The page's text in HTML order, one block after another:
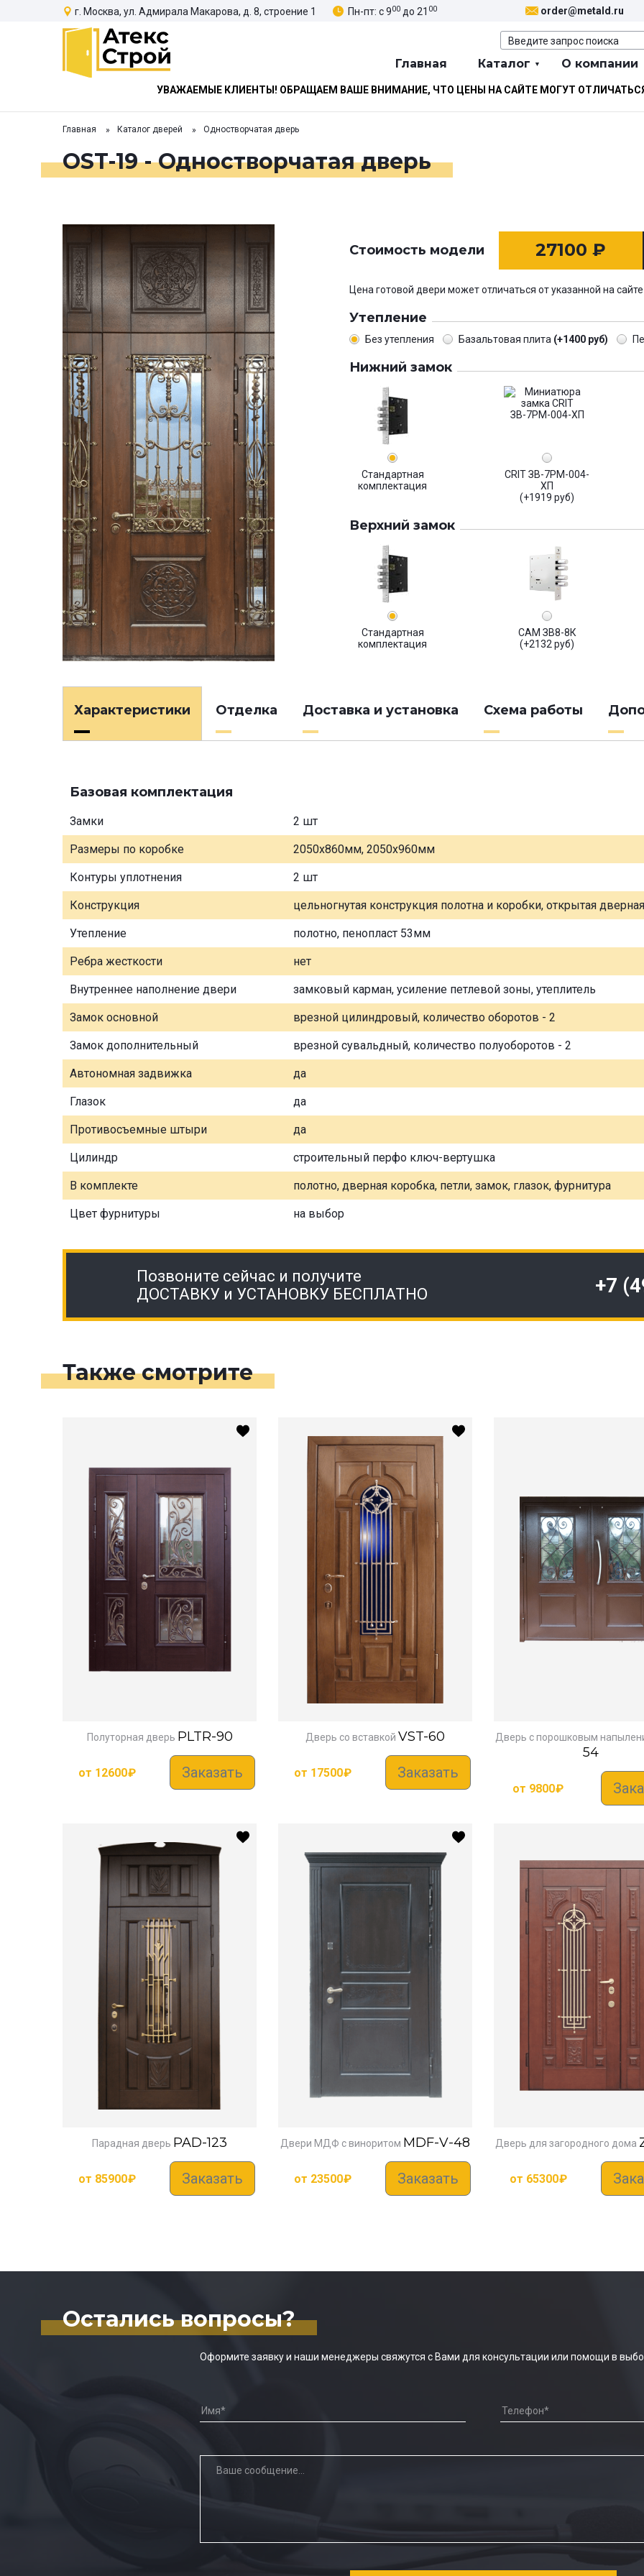
г. Москва, ул. Адмирала Макарова, д. 8, строение 1 Пн-пт: с 900 до 21 00 order@metald.ru
Главная Каталог О компании
УВАЖАЕМЫЕ КЛИЕНТЫ! ОБРАЩАЕМ ВАШЕ ВНИМАНИЕ, ЧТО ЦЕНЫ НА САЙТЕ МОГУТ
Главная Каталог дверей Одностворчатая дверь
OST-19 - Одностворчатая дверь
Стоимость модели 27100 ₽
Цена готовой двери может отличаться от указанной на
Утепление
Без утепления Базальтовая плита (+1400 руб)
Нижний замок
Стандартная
комплектация
CRIT ЗВ-7РМ-004-
ХП
(+1919 руб)
Верхний замок
Стандартная
комплектация
САМ ЗВ8-8К
(+2132 руб)
Характеристики Отделка Доставка и установка Схема работы
Базовая комплектация
Замки 2 шт
Размеры по коробке 2050х860мм, 2050х960мм
Контуры уплотнения 2 шт
Конструкция цельногнутая конструкция полотна и коробки, открытая
Утепление полотно, пенопласт 53мм
Ребра жесткости нет
Внутреннее наполнение двери замковый карман, усиление петлевой зоны, утеплитель
Замок основной врезной цилиндровый, количество оборотов - 2
Замок дополнительный врезной сувальдный, количество полуоборотов - 2
Автономная задвижка да
Глазок да
Противосъемные штыри да
Цилиндр строительный перфо ключ-вертушка
В комплекте полотно, дверная коробка, петли, замок, глазок, фурнитура
Цвет фурнитуры на выбор
Позвоните сейчас и получите
ДОСТАВКУ и УСТАНОВКУ БЕСПЛАТНО
+7
Также смотрите
Полуторная дверь PLTR-90
от 12600₽ Заказать
Дверь со вставкой VST-60
от 17500₽ Заказать
Дверь с порошковым
54
от 9800₽
Парадная дверь PAD-123
от 85900₽ Заказать
Двери МДФ с виноритом MDF-V-48
от 23500₽ Заказать
Дверь для загородного дома
от 65300₽
Остались вопросы?
Оформите заявку и наши менеджеры свяжутся с Вами для консультации или помощи в